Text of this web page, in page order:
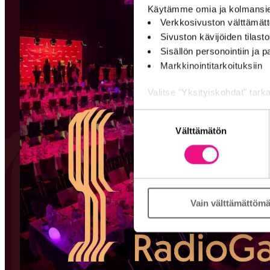
Käytämme omia ja
Verkkosivuston
Sivuston kävijöiden
Sisällön personointiin ja
Markkinointitarkoituksiin
Valitse "Yksityiskohdat"
Kumppanimme voivat
heidän palvelujaan (esim.
Suostumuksen
valinta
Välttämätön
Vain